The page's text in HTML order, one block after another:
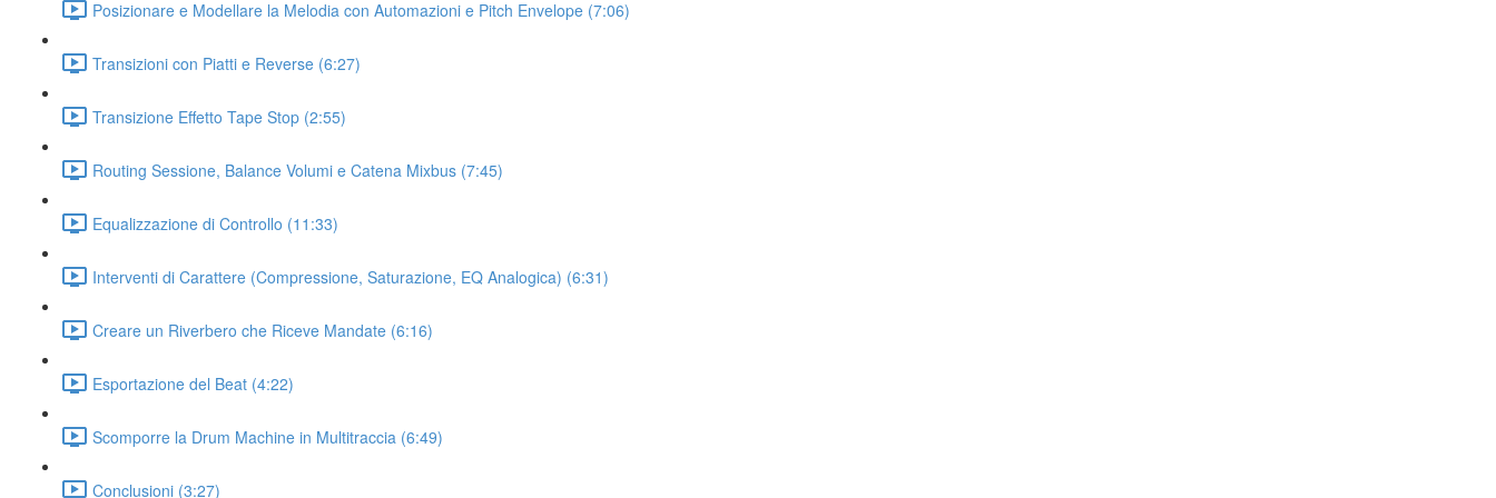
Posizionare e Modellare la Melodia con Automazioni e Pitch Envelope (7:06)
Transizioni con Piatti e Reverse (6:27)
Transizione Effetto Tape Stop (2:55)
Routing Sessione, Balance Volumi e Catena Mixbus (7:45)
Equalizzazione di Controllo (11:33)
Interventi di Carattere (Compressione, Saturazione, EQ Analogica) (6:31)
Creare un Riverbero che Riceve Mandate (6:16)
Esportazione del Beat (4:22)
Scomporre la Drum Machine in Multitraccia (6:49)
Conclusioni (3:27)